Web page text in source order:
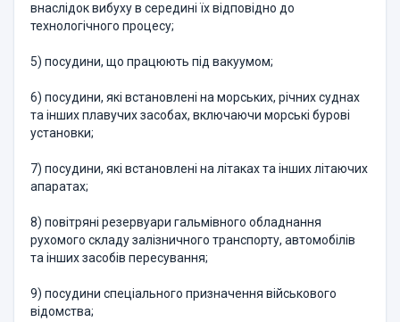
внаслідок вибуху в середині їх відповідно до
технологічного процесу;
5) посудини, що працюють під вакуумом;
6) посудини, які встановлені на морських, річних суднах
та інших плавучих засобах, включаючи морські бурові
установки;
7) посудини, які встановлені на літаках та інших літаючих
апаратах;
8) повітряні резервуари гальмівного обладнання
рухомого складу залізничного транспорту, автомобілів
та інших засобів пересування;
9) посудини спеціального призначення військового
відомства;